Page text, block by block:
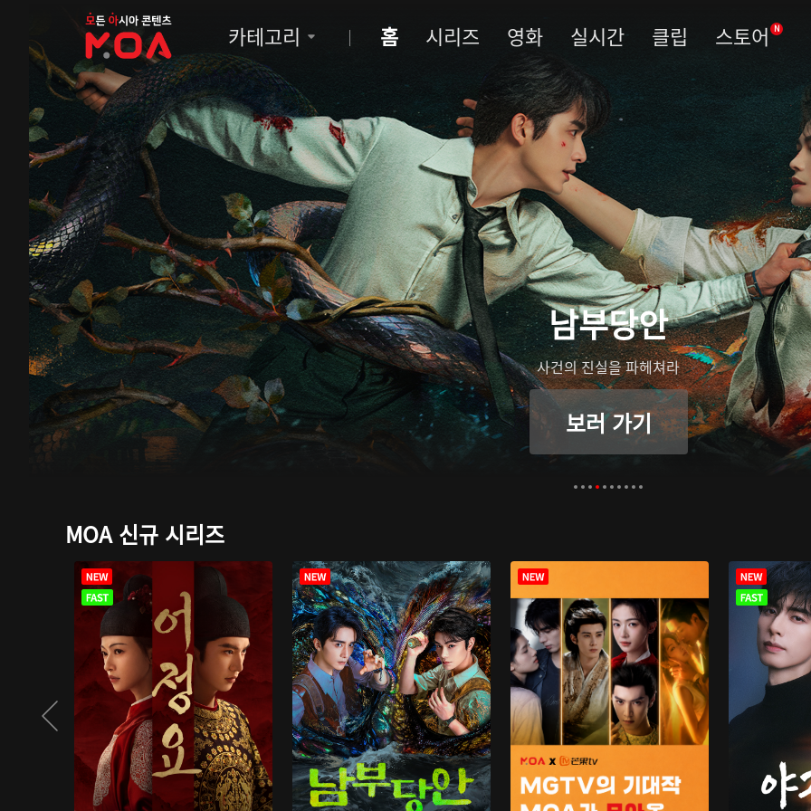
MOA
카테고리 홈 시리즈 영화 실시간 클립 스토어 N
남부당안
사건의 진실을 파헤쳐라
보러 가기
MOA 신규 시리즈